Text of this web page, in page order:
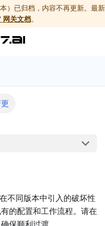
）已归档，内容不再更新。最新
网关文档。
不同版本中引入的破坏性
的配置和工作流程。请在
保顺利过渡。